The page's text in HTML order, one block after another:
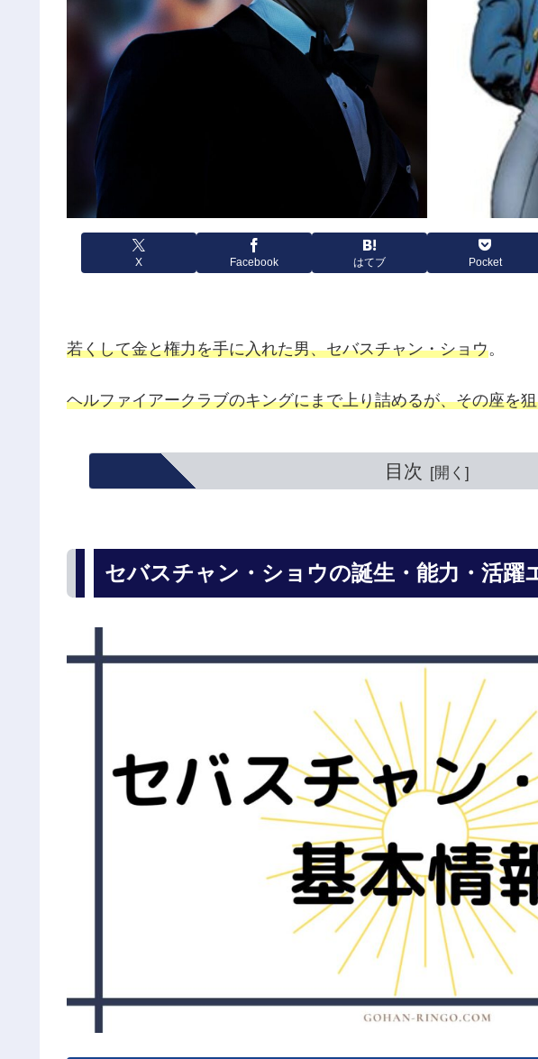
X Facebook はてブ Pocket
若くして金と権力を手に入れた男、セバスチャン・ショウ。
ヘルファイアークラブのキングにまで上り詰めるが、その座を
目次
セバスチャン・ショウの誕生・能力・活躍